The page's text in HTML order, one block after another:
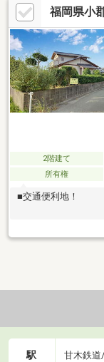
福岡県小
2階建て
所有権
■交通便利地！
駅 甘木鉄道